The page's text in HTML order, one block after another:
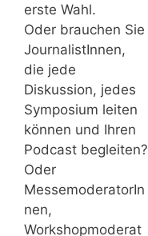
erste Wahl.
Oder brauchen Sie
JournalistInnen,
die jede
Diskussion, jedes
Symposium leiten
können und Ihren
Podcast begleiten?
Oder
MessemoderatorIn
nen,
Workshopmoderat